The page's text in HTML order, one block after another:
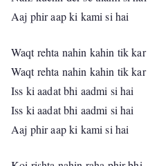
Aaj phir aap ki kami si hai
Waqt rehta nahin kahin tik kar
Waqt rehta nahin kahin tik kar
Iss ki aadat bhi aadmi si hai
Iss ki aadat bhi aadmi si hai
Aaj phir aap ki kami si hai